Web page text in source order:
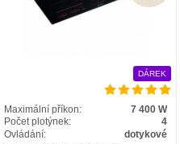
DÁREK
Maximální příkon:
7 400 W
Počet plotýnek:
4
Ovládání:
dotykové